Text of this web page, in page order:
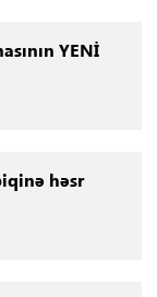
YENİ
həsr